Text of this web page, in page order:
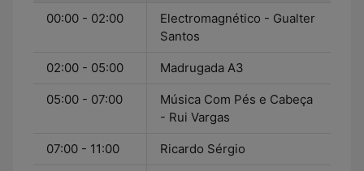
00:00 - 02:00
Electromagnético - Gualter
Santos
02:00 - 05:00 Madrugada A3
05:00 - 07:00
Música Com Pés e Cabeça
- Rui Vargas
07:00 - 11:00 Ricardo Sérgio